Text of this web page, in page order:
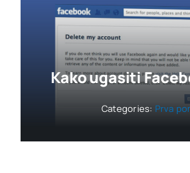
Kako ugasiti
Categories: Prva